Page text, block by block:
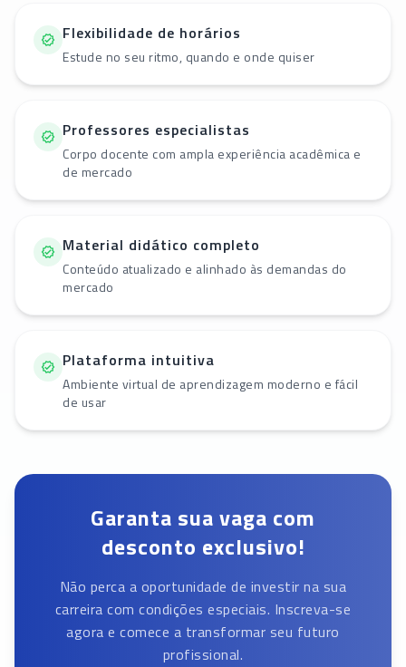
Flexibilidade de horários
Estude no seu ritmo, quando e onde quiser
Professores especialistas
Corpo docente com ampla experiência acadêmica e
de mercado
Material didático completo
Conteúdo atualizado e alinhado às demandas do
mercado
Plataforma intuitiva
Ambiente virtual de aprendizagem moderno e fácil
de usar
Garanta sua vaga com
desconto exclusivo!
Não perca a oportunidade de investir na sua
carreira com condições especiais. Inscreva-se
agora e comece a transformar seu futuro
profissional.